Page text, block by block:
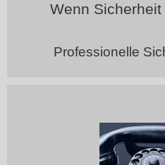
Wenn
Professionelle